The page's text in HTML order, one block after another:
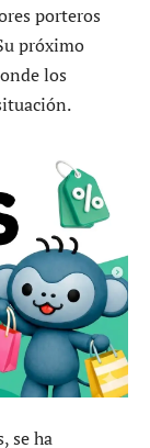
porteros
próximo
los
se ha